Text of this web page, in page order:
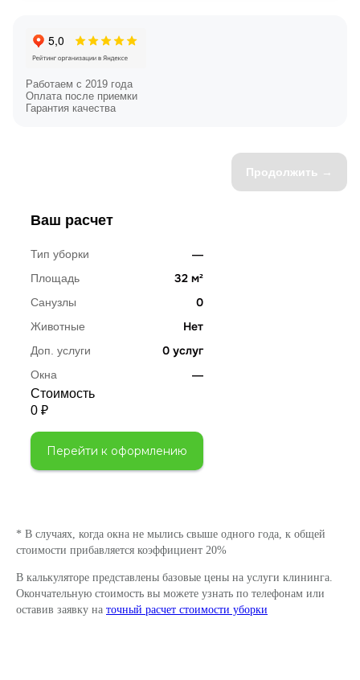
Работаем с 2019 года
Оплата после приемки
Гарантия качества
Продолжить →
Ваш расчет
Тип уборки —
Площадь 32 м²
Санузлы 0
Животные Нет
Доп. услуги 0 услуг
Окна —
Стоимость
0 ₽
Перейти к оформлению
* В случаях, когда окна не мылись свыше одного года, к общей
стоимости прибавляется коэффициент 20%
В калькуляторе представлены базовые цены на услуги клининга.
Окончательную стоимость вы можете узнать по телефонам или
оставив заявку на точный расчет стоимости уборки